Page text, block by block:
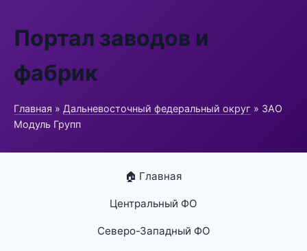
Портал заводов и
фабрик
Главная » Дальневосточный федеральный округ » ЗАО
Модуль Групп
🏠 Главная
Центральный ФО
Северо-Западный ФО